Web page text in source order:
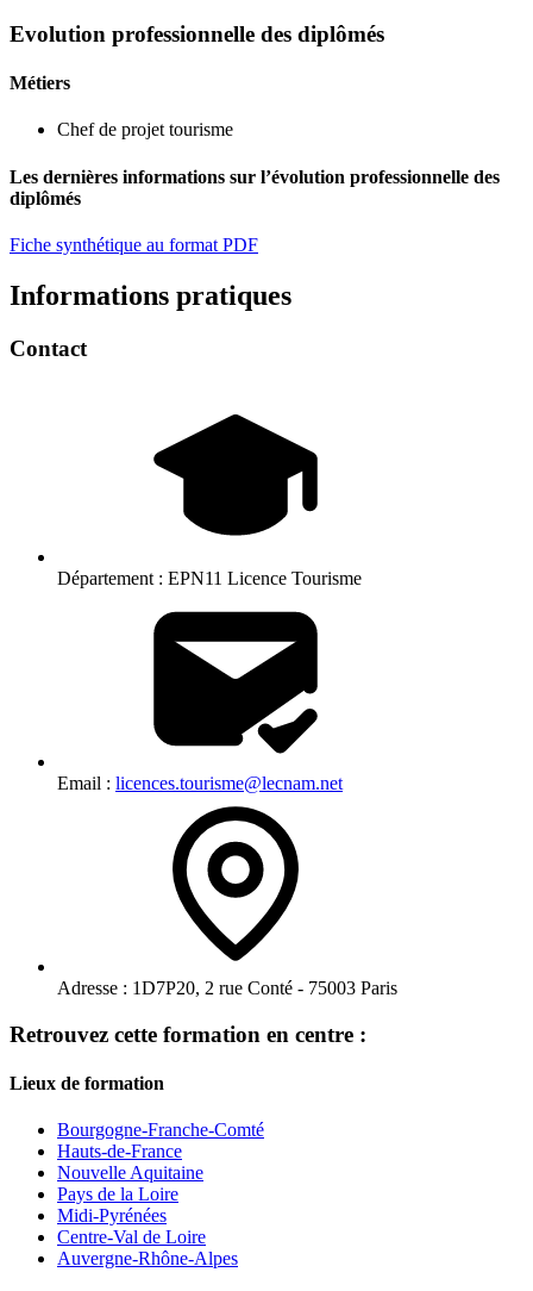
Evolution professionnelle des diplômés
Métiers
Chef de projet tourisme
Les dernières informations sur l’évolution professionnelle des
diplômés
Fiche synthétique au format PDF
Informations pratiques
Contact
Département : EPN11 Licence Tourisme
Email : licences.tourisme@lecnam.net
Adresse : 1D7P20, 2 rue Conté - 75003 Paris
Retrouvez cette formation en centre :
Lieux de formation
Bourgogne-Franche-Comté
Hauts-de-France
Nouvelle Aquitaine
Pays de la Loire
Midi-Pyrénées
Centre-Val de Loire
Auvergne-Rhône-Alpes